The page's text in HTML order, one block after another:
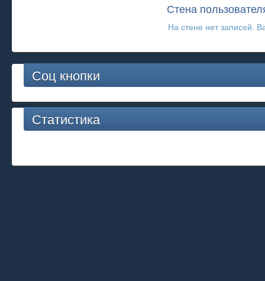
Стена
На стене нет записей.
Соц кнопки
Статистика